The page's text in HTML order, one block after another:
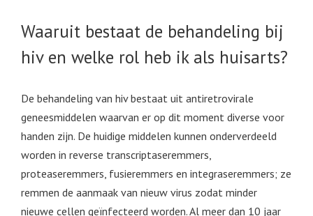
Waaruit bestaat de behandeling bij
hiv en welke rol heb ik als huisarts?
De behandeling van hiv bestaat uit antiretrovirale
geneesmiddelen waarvan er op dit moment diverse voor
handen zijn. De huidige middelen kunnen onderverdeeld
worden in reverse transcriptaseremmers,
proteaseremmers, fusieremmers en integraseremmers; ze
remmen de aanmaak van nieuw virus zodat minder
nieuwe cellen geïnfecteerd worden. Al meer dan 10 jaar